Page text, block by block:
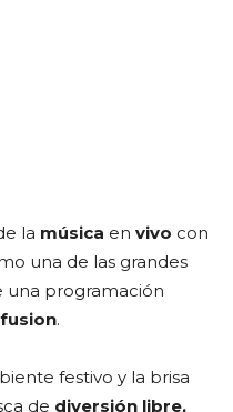
la música en vivo con
una de las grandes
una programación
fusion.
festivo y la brisa
de diversión libre,